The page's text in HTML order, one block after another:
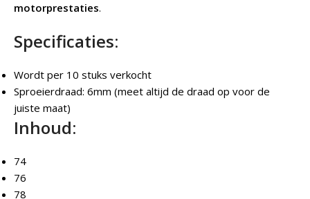
motorprestaties.
Specificaties:
Wordt per 10 stuks verkocht
Sproeierdraad: 6mm (meet altijd de draad op voor de
juiste maat)
Inhoud:
74
76
78